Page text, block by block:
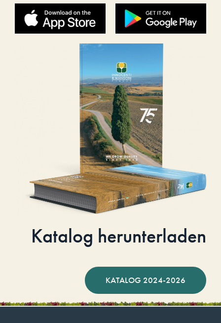
Katalog herunterladen
KATALOG 2024-2026